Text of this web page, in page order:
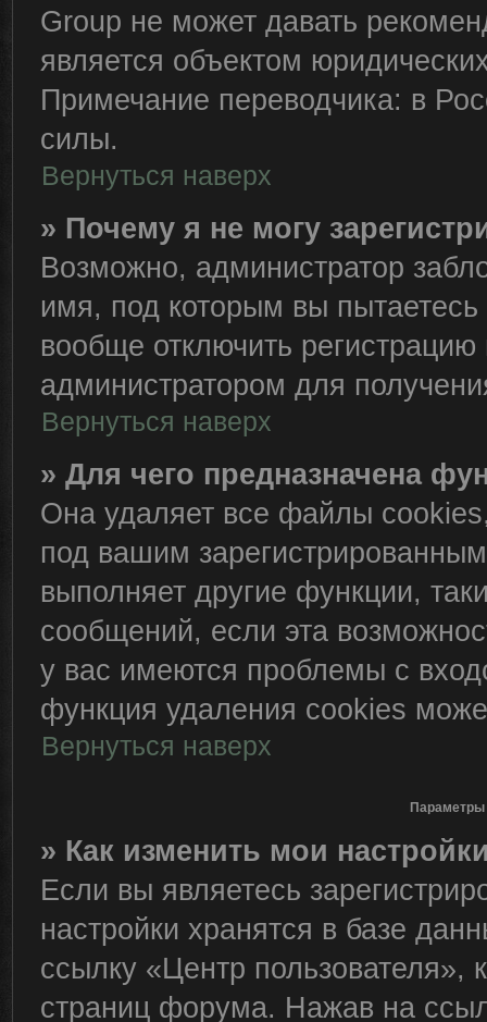
Group не может давать
является объектом
Примечание переводчика: в
силы.
Вернуться наверх
» Почему я не могу
Возможно, администратор
имя, под которым вы пытаетесь
вообще отключить
администратором для
Вернуться наверх
» Для чего предназначена
Она удаляет все файлы
под вашим
выполняет другие функции,
сообщений, если эта
у вас имеются проблемы с
функция удаления cookies
Вернуться наверх
Параметры
» Как изменить мои
Если вы являетесь
настройки хранятся в базе
ссылку «Центр пользователя»,
страниц форума. Нажав на